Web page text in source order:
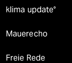
klima update°
Mauerecho
Freie Rede